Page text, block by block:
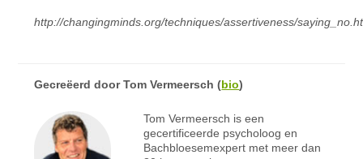
http://changingminds.org/techniques/assertiveness/
Gecreëerd doorTom Vermeersch (bio)
Tom Vermeersch is een
gecertificeerde psycholoog en
Bachbloesemexpert met meer dan